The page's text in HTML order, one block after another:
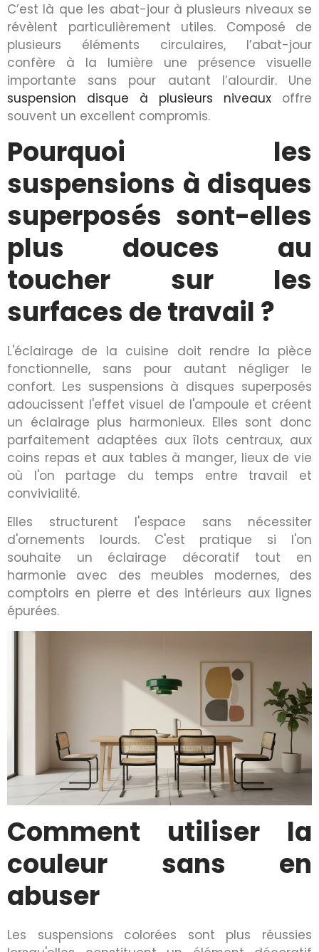
C’est là que les abat-jour à plusieurs niveaux se
révèlent particulièrement utiles. Composé de
plusieurs éléments circulaires, l’abat-jour
confère à la lumière une présence visuelle
importante sans pour autant l’alourdir. Une
suspension disque à plusieurs niveaux offre
souvent un excellent compromis.
Pourquoi les
suspensions à disques
superposés sont-elles
plus douces au
toucher sur les
surfaces de travail ?
L'éclairage de la cuisine doit rendre la pièce
fonctionnelle, sans pour autant négliger le
confort. Les suspensions à disques superposés
adoucissent l'effet visuel de l'ampoule et créent
un éclairage plus harmonieux. Elles sont donc
parfaitement adaptées aux îlots centraux, aux
coins repas et aux tables à manger, lieux de vie
où l'on partage du temps entre travail et
convivialité.
Elles structurent l'espace sans nécessiter
d'ornements lourds. C'est pratique si l'on
souhaite un éclairage décoratif tout en
harmonie avec des meubles modernes, des
comptoirs en pierre et des intérieurs aux lignes
épurées.
Comment utiliser la
couleur sans en
abuser
Les suspensions colorées sont plus réussies